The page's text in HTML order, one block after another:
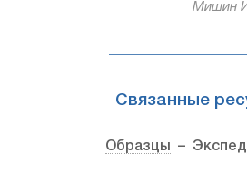
Мишин
Связанные
Образцы –